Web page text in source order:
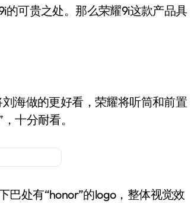
可贵之处。那么荣耀9i这款产品具
海做的更好看，荣耀将听筒和前置
十分耐看。
巴处有“honor”的logo，整体视觉效